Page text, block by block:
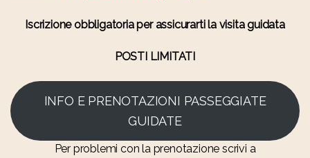
Iscrizione obbligatoria per assicurarti la visita guidata
POSTI LIMITATI
INFO E PRENOTAZIONI PASSEGGIATE
GUIDATE
Per problemi con la prenotazione scrivi a